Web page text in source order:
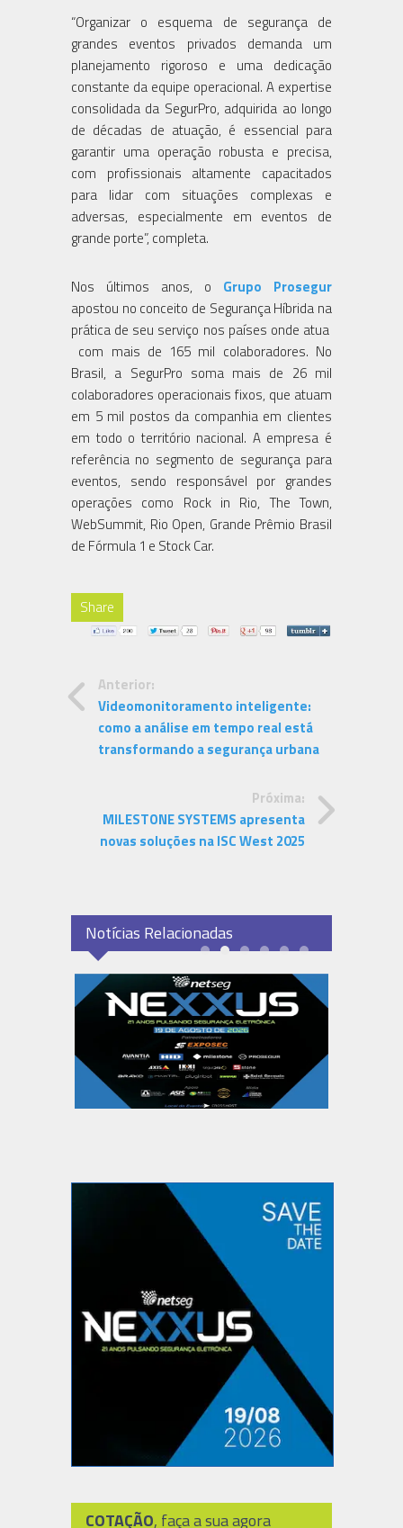
“Organizar o esquema de segurança de
grandes eventos privados demanda um
planejamento rigoroso e uma dedicação
constante da equipe operacional. A expertise
consolidada da SegurPro, adquirida ao longo
de décadas de atuação, é essencial para
garantir uma operação robusta e precisa,
com profissionais altamente capacitados
para lidar com situações complexas e
adversas, especialmente em eventos de
grande porte”, completa.
Nos últimos anos, o Grupo Prosegur
apostou no conceito de Segurança Híbrida na
prática de seu serviço nos países onde atua
com mais de 165 mil colaboradores. No
Brasil, a SegurPro soma mais de 26 mil
colaboradores operacionais fixos, que atuam
em 5 mil postos da companhia em clientes
em todo o território nacional. A empresa é
referência no segmento de segurança para
eventos, sendo responsável por grandes
operações como Rock in Rio, The Town,
WebSummit, Rio Open, Grande Prêmio Brasil
de Fórmula 1 e Stock Car.
Share
Anterior:
Videomonitoramento inteligente:
como a análise em tempo real está
transformando a segurança urbana
Próxima:
MILESTONE SYSTEMS apresenta
novas soluções na ISC West 2025
Notícias Relacionadas
COTAÇÃO, faça a sua agora